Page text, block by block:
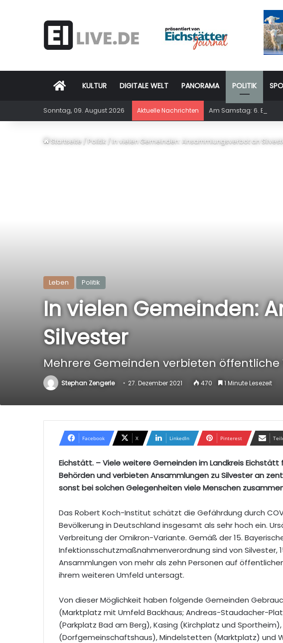
Startseite
KULTUR DIGITALE WELT PANORAMA POLITIK
Sonntag, 09. August 2026 Aktuelle Nachrichten Am Samstag: 6.
Startseite /Politik /In vielen Gemeinden: Ansammlungsverbot an
Leben Politik
In vielen Gemeinden:
Silvester
Mehrere Gemeinden verbieten
Stephan Zengerle 27. Dezember 2021 470 1 Minute Lesezeit
Facebook X LinkedIn Pinterest
Eichstätt. – Viele weitere Gemeinden im Landkreis
Behörden und verbieten Ansammlungen zu Silvester an
sonst bei solchen Gelegenheiten viele Menschen
Das Robert Koch-Institut schätzt die Gefährdung durch
Bevölkerung in Deutschland insgesamt als sehr hoch ein.
Verbreitung der Omikron-Variante. Gemäß der 15.
Infektionsschutzmaßnahmenverordnung sind von Silvester,
Ansammlungen von mehr als zehn Personen auf
ihrem weiteren Umfeld untersagt.
Von dieser Möglichkeit haben folgende Gemeinden
(Marktplatz mit Umfeld Backhaus; Andreas-Staudacher-
(Parkplatz Bad am Berg), Kasing (Kirchplatz und
(Dorfgemeinschaftshaus), Mindelstetten (Marktplatz) und